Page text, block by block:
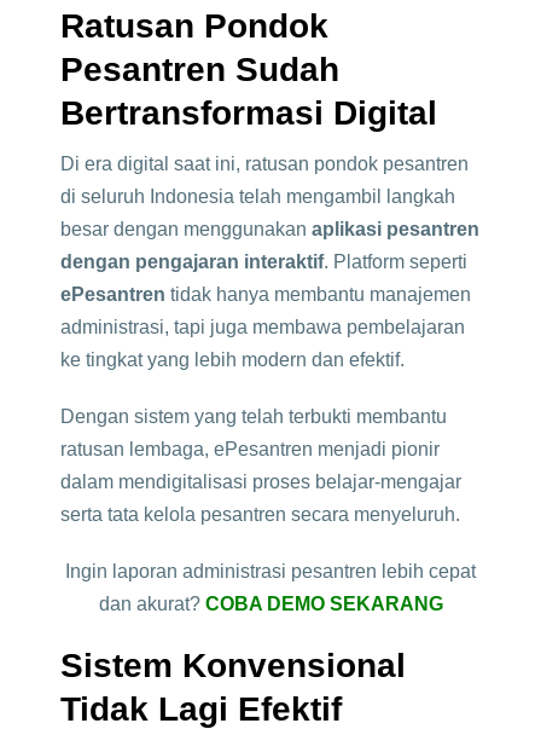
Ratusan Pondok
Pesantren Sudah
Bertransformasi Digital
Di era digital saat ini, ratusan pondok pesantren
di seluruh Indonesia telah mengambil langkah
besar dengan menggunakan aplikasi pesantren
dengan pengajaran interaktif. Platform seperti
ePesantren tidak hanya membantu manajemen
administrasi, tapi juga membawa pembelajaran
ke tingkat yang lebih modern dan efektif.
Dengan sistem yang telah terbukti membantu
ratusan lembaga, ePesantren menjadi pionir
dalam mendigitalisasi proses belajar-mengajar
serta tata kelola pesantren secara menyeluruh.
Ingin laporan administrasi pesantren lebih cepat
dan akurat? COBA DEMO SEKARANG
Sistem Konvensional
Tidak Lagi Efektif